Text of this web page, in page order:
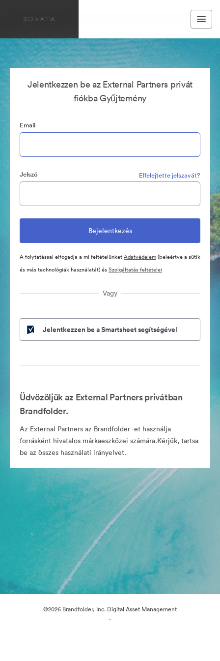
Jelentkezzen be az External Partners privát
fiókba Gyűjtemény
Email
Jelszó Elfelejtette jelszavát?
A folytatással elfogadja a mi feltételünketAdatvédelem(beleértve a sütik
és más technológiák használatát) ésSzolgáltatás feltételei
Vagy
Jelentkezzen be a Smartsheet segítségével
Üdvözöljük az External Partners privátban
Brandfolder.
Az External Partners az Brandfolder -et használja
forrásként hivatalos márkaeszközei számára.Kérjük, tartsa
be az összes használati irányelvet.
©2026 Brandfolder, Inc. Digital Asset Management
·